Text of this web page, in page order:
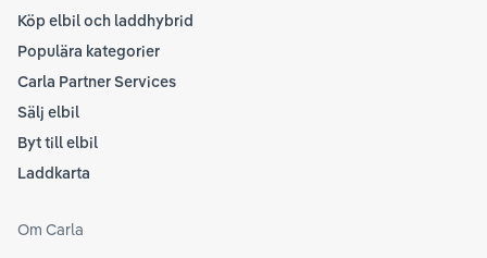
Köp elbil och laddhybrid
Populära kategorier
Carla Partner Services
Sälj elbil
Byt till elbil
Laddkarta
Om Carla